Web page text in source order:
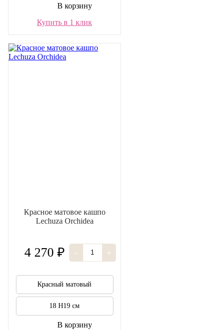
В корзину
Купить в 1 клик
Красное матовое кашпо
Lechuza Orchidea
4 270 ₽ - +
Красный матовый
18 H19 см
В корзину